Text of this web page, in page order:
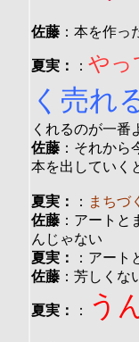
佐藤 ：本を作
夏実： ： やっ
く売れ
くれるのが一番
佐藤 ：それか
本を出していく
夏実： ： まちづ
佐藤 ：アート
んじゃない
夏実：
：アー
佐藤 ：芳しくな
夏実： ： う